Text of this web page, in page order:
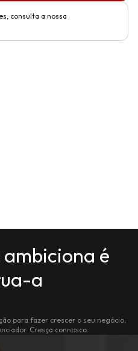
consulta a nossa
é
a
para fazer crescer o seu negócio,
Cresça connosco.